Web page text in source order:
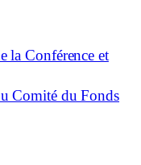
la Conférence et
Comité du Fonds